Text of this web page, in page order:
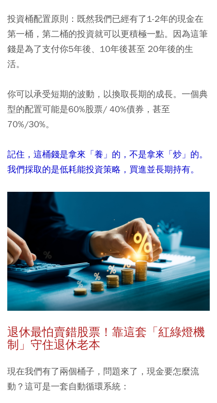
投資桶配置原則： 既然我們已經有了1-2年的現金在
第一桶，第二桶的投資就可以更積極一點。因為這筆
錢是為了支付你5年後、10年後甚至 20年後的生
活。
你可以承受短期的波動，以換取長期的成長。一個典
型的配置可能是60%股票/ 40%債券，甚至
70%/30%。
記住，這桶錢是拿來「養」的，不是拿來「炒」的。
我們採取的是低耗能投資策略，買進並長期持有。
退休最怕賣錯股票！靠這套「紅綠燈機
制」守住退休老本
現在我們有了兩個桶子，問題來了，現金要怎麼流
動？這可是一套自動循環系統：